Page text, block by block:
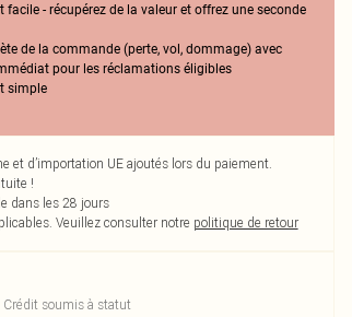
facile - récupérez de la valeur et offrez une seconde
de la commande (perte, vol, dommage) avec
pour les réclamations éligibles
simple
et d’importation UE ajoutés lors du paiement.
!
dans les 28 jours
Veuillez consulter notre politique de retour
Crédit soumis à statut